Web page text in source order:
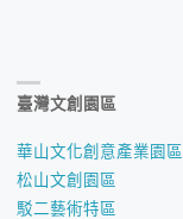
臺灣文創園區
華山文化創意產業園區
松山文創園區
駁二藝術特區